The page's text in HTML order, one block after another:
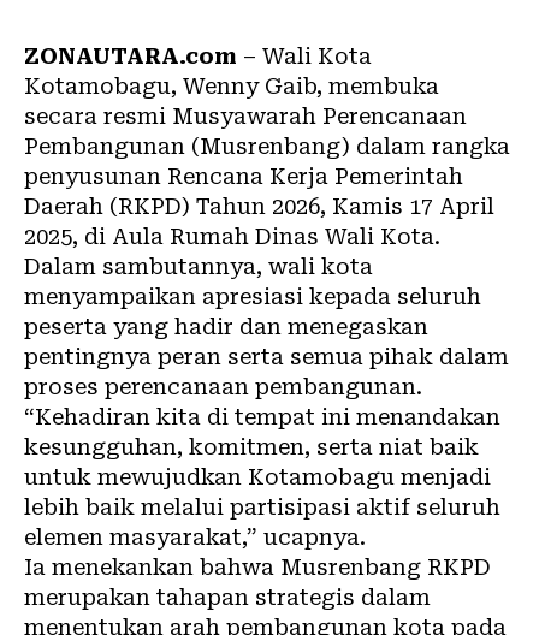
ZONAUTARA.com – Wali Kota
Kotamobagu, Wenny Gaib, membuka
secara resmi Musyawarah Perencanaan
Pembangunan (Musrenbang) dalam rangka
penyusunan Rencana Kerja Pemerintah
Daerah (RKPD) Tahun 2026, Kamis 17 April
2025, di Aula Rumah Dinas Wali Kota.
Dalam sambutannya, wali kota
menyampaikan apresiasi kepada seluruh
peserta yang hadir dan menegaskan
pentingnya peran serta semua pihak dalam
proses perencanaan pembangunan.
“Kehadiran kita di tempat ini menandakan
kesungguhan, komitmen, serta niat baik
untuk mewujudkan Kotamobagu menjadi
lebih baik melalui partisipasi aktif seluruh
elemen masyarakat,” ucapnya.
Ia menekankan bahwa Musrenbang RKPD
merupakan tahapan strategis dalam
menentukan arah pembangunan kota pada